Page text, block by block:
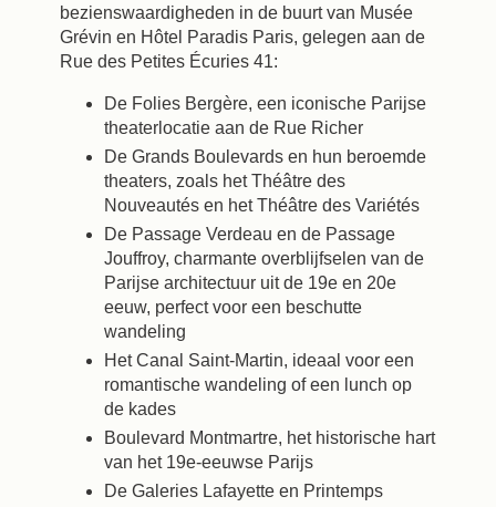
bezienswaardigheden in de buurt van Musée
Grévin en Hôtel Paradis Paris, gelegen aan de
Rue des Petites Écuries 41:
De Folies Bergère, een iconische Parijse
theaterlocatie aan de Rue Richer
De Grands Boulevards en hun beroemde
theaters, zoals het Théâtre des
Nouveautés en het Théâtre des Variétés
De Passage Verdeau en de Passage
Jouffroy, charmante overblijfselen van de
Parijse architectuur uit de 19e en 20e
eeuw, perfect voor een beschutte
wandeling
Het Canal Saint-Martin, ideaal voor een
romantische wandeling of een lunch op
de kades
Boulevard Montmartre, het historische hart
van het 19e-eeuwse Parijs
De Galeries Lafayette en Printemps